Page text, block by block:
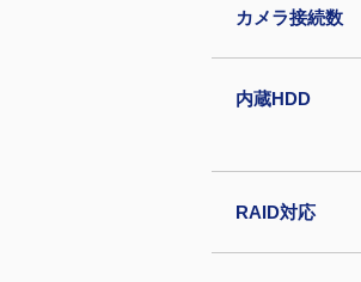
カメラ接続数
内蔵HDD
RAID対応